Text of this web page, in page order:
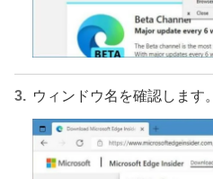
ウィンドウ名を確認します。